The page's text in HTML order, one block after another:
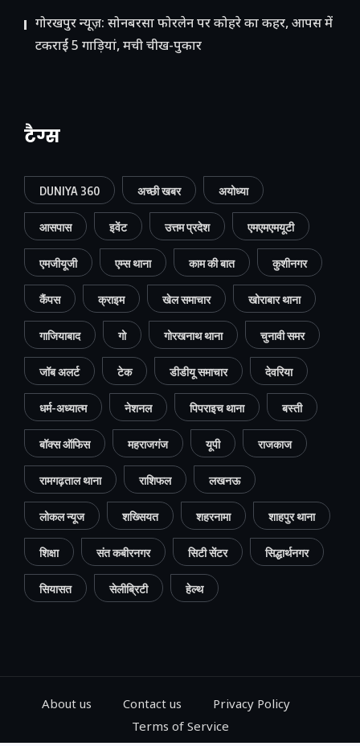
गोरखपुर न्यूज़: सोनबरसा फोरलेन पर कोहरे का कहर, आपस में
टकराईं 5 गाड़ियां, मची चीख-पुकार
टैग्स
DUNIYA 360 अच्छी खबर अयोध्या
आसपास इवेंट उत्तम प्रदेश एमएमएमयूटी
एमजीयूजी एम्स थाना काम की बात कुशीनगर
कैंपस क्राइम खेल समाचार खोराबार थाना
गाजियाबाद गो गोरखनाथ थाना चुनावी समर
जॉब अलर्ट टेक डीडीयू समाचार देवरिया
धर्म-अध्यात्म नेशनल पिपराइच थाना बस्ती
बॉक्स ऑफिस महराजगंज यूपी राजकाज
रामगढ़ताल थाना राशिफल लखनऊ
लोकल न्यूज शख्सियत शहरनामा शाहपुर थाना
शिक्षा संत कबीरनगर सिटी सेंटर सिद्धार्थनगर
सियासत सेलीब्रिटी हेल्थ
About us Contact us
Privacy Policy
Terms of Service